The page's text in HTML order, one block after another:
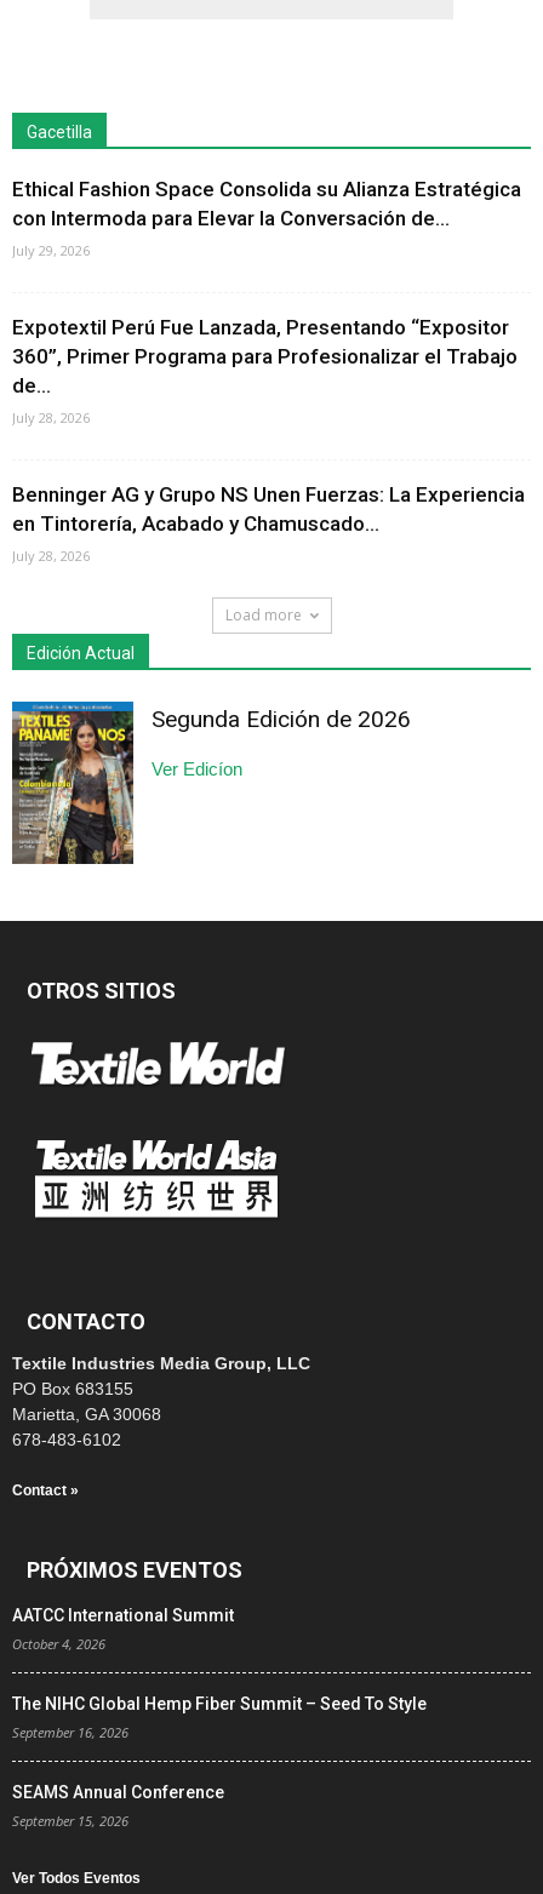
Gacetilla
Ethical Fashion Space Consolida su Alianza Estratégica
con Intermoda para Elevar la Conversación de...
July 29, 2026
Expotextil Perú Fue Lanzada, Presentando “Expositor
360”, Primer Programa para Profesionalizar el Trabajo
de...
July 28, 2026
Benninger AG y Grupo NS Unen Fuerzas: La Experiencia
en Tintorería, Acabado y Chamuscado...
July 28, 2026
Load more
Edición Actual
Segunda Edición de 2026
Ver Edicíon
OTROS SITIOS
CONTACTO
Textile Industries Media Group, LLC
PO Box 683155
Marietta, GA 30068
678-483-6102
Contact »
PRÓXIMOS EVENTOS
AATCC International Summit
October 4, 2026
The NIHC Global Hemp Fiber Summit – Seed To Style
September 16, 2026
SEAMS Annual Conference
September 15, 2026
Ver Todos Eventos